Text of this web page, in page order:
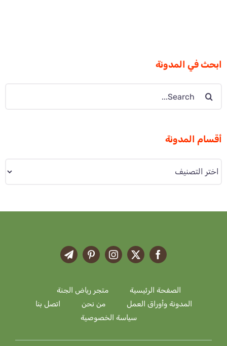
ابحث في المدونة
Search
أقسام المدونة
أقسام
الصفحة الرئيسية
متجر رياض الجنة
المدونة وأوراق العمل
من نحن
اتصل بنا
سياسة الخصوصية